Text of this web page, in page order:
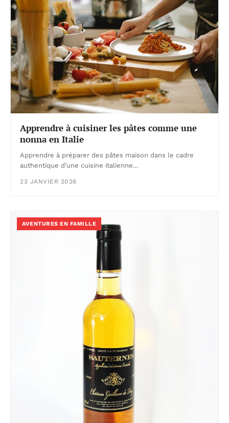
Apprendre à cuisiner les pâtes comme une
nonna en Italie
Apprendre à préparer des pâtes maison dans le cadre
authentique d’une cuisine italienne…
23 JANVIER 2026
AVENTURES EN FAMILLE